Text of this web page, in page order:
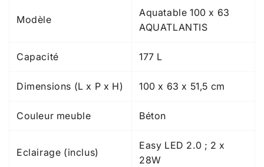
Modèle
Aquatable 100 x 63
AQUATLANTIS
Capacité 177 L
Dimensions (L x P x H) 100 x 63 x 51,5 cm
Couleur meuble Béton
Eclairage (inclus)
Easy LED 2.0 ; 2 x
28W